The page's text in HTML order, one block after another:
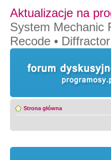
Aktualizacje na
System Mechanic
Recode • Diffractor
Strona główna